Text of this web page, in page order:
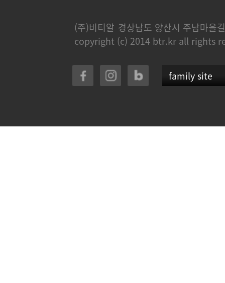
(주)비티알 경상남도 양산시 주남마을
copyright (c) 2014 btr.kr all rights
family site